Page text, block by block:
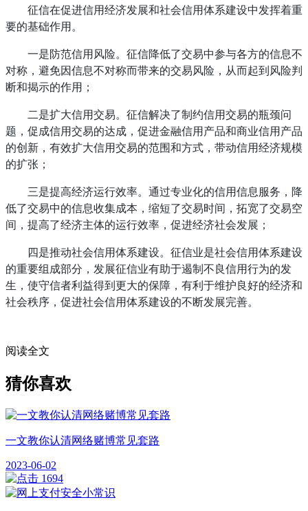
征信在促进信用经济发展和社会信用体系建设中发挥着重
要的基础作用。
一是防范信用风险。征信降低了交易中参与各方的信息不
对称，避免因信息不对称而带来的交易风险，从而起到风险判
断和揭示的作用；
二是扩大信用交易。征信解决了制约信用交易的瓶颈问
题，促成信用交易的达成，促进金融信用产品和商业信用产品
的创新，有效扩大信用交易的范围和方式，带动信用经济规模
的扩张；
三是提高经济运行效率。通过专业化的信用信息服务，降
低了交易中的信息收集成本，缩短了交易时间，拓宽了交易空
间，提高了经济主体的运行效率，促进经济社会发展；
四是推动社会信用体系建设。征信业是社会信用体系建设
的重要组成部分，发展征信业有助于遏制不良信用行为的发
生，使守信者利益得到更大的保障，有利于维护良好的经济和
社会秩序，促进社会信用体系建设的不断发展完善。
阅读全文
猜你喜欢
一文教你认清网络赌博常见套路
2023-06-02
1694